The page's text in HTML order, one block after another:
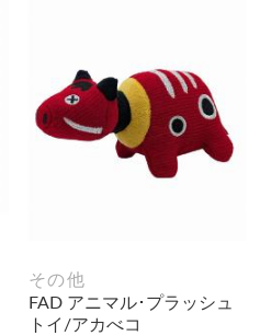
その他
FAD アニマル･プラッシュ
トイ/アカべコ